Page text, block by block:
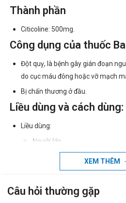
Thành phần
Citicoline: 500mg.
Công dụng của thuốc
Đột quỵ, là bệnh gây gián đoạn
do cục máu đông hoặc vỡ mạch
Bị chấn thương ở đầu.
Liều dùng và cách dùng:
Liều dùng:
Người lớn
Liều khuyến cáo 500 – 2000
độ nghiêm trọng của triệu
Không yêu cầu phải điều chỉnh
XEM THÊM
Câu hỏi thường gặp